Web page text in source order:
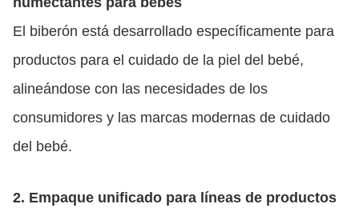
El biberón está desarrollado específicamente para
productos para el cuidado de la piel del bebé,
alineándose con las necesidades de los
consumidores y las marcas modernas de cuidado
del bebé.
2. Empaque unificado para líneas de productos